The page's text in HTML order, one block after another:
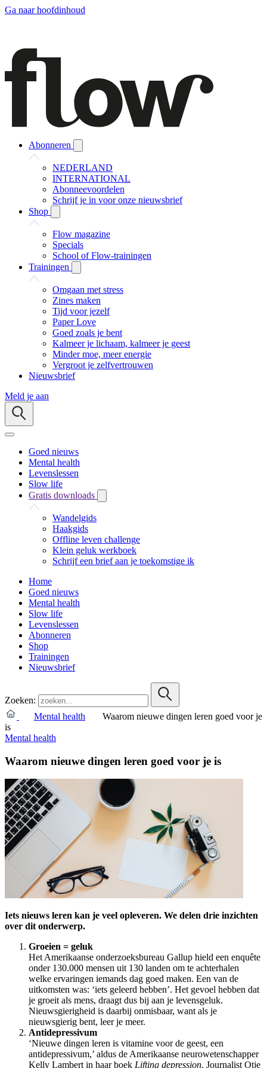
Ga naar hoofdinhoud
Abonneren
NEDERLAND
INTERNATIONAL
Abonneevoordelen
Schrijf je in voor onze nieuwsbrief
Shop
Flow magazine
Specials
School of Flow-trainingen
Trainingen
Omgaan met stress
Zines maken
Tijd voor jezelf
Paper Love
Goed zoals je bent
Kalmeer je lichaam, kalmeer je geest
Minder moe, meer energie
Vergroot je zelfvertrouwen
Nieuwsbrief
Meld je aan
Goed nieuws
Mental health
Levenslessen
Slow life
Gratis downloads
Wandelgids
Haakgids
Offline leven challenge
Klein geluk werkboek
Schrijf een brief aan je toekomstige ik
Home
Goed nieuws
Mental health
Slow life
Levenslessen
Abonneren
Shop
Trainingen
Nieuwsbrief
Zoeken:
Mental health
Waarom nieuwe dingen leren goed voor je
is
Mental health
Waarom nieuwe dingen leren goed voor je is
Iets nieuws leren kan je veel opleveren. We delen drie inzichten
over dit onderwerp.
Groeien = geluk
Het Amerikaanse onderzoeksbureau Gallup hield een enquête
onder 130.000 mensen uit 130 landen om te achterhalen
welke ervaringen iemands dag goed maken. Een van de
uitkomsten was: ‘iets geleerd hebben’. Het gevoel hebben dat
je groeit als mens, draagt dus bij aan je levensgeluk.
Nieuwsgierigheid is daarbij onmisbaar, want als je
nieuwsgierig bent, leer je meer.
Antidepressivum
‘Nieuwe dingen leren is vitamine voor de geest, een
antidepressivum,’ aldus de Amerikaanse neurowetenschapper
Kelly Lambert in haar boek Lifting depression. Journalist Otje